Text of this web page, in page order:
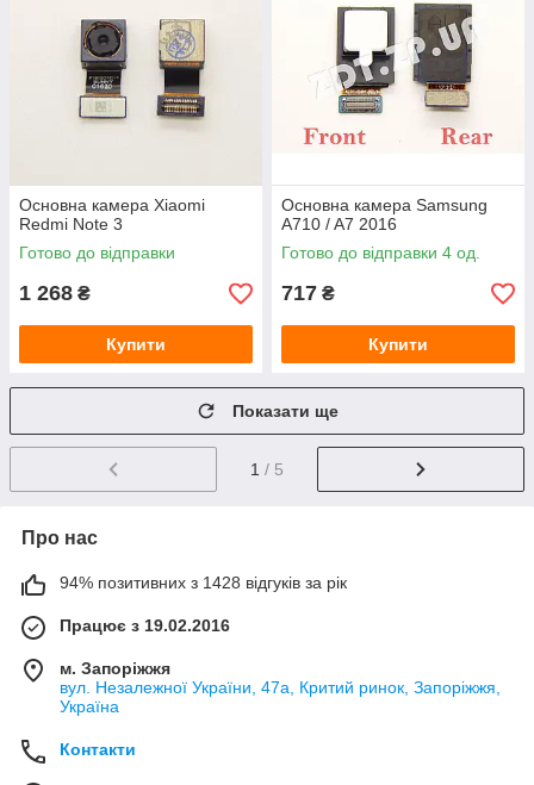
Основна камера Xiaomi
Redmi Note 3
Готово до відправки
1 268 ₴
Купити
Основна камера Samsung
A710 / A7 2016
Готово до відправки 4 од.
717 ₴
Купити
Показати ще
1 / 5
Про нас
94% позитивних з 1428 відгуків за рік
Працює з 19.02.2016
м. Запоріжжя
вул. Незалежної України, 47а, Критий ринок, Запоріжжя,
Україна
Контакти